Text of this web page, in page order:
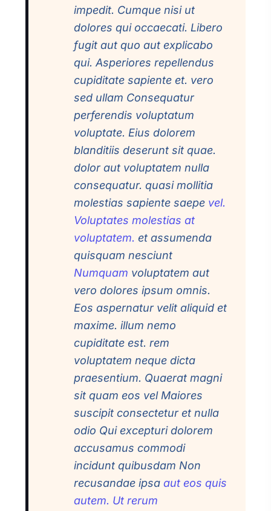
impedit. Cumque nisi ut
dolores qui occaecati. Libero
fugit aut quo aut explicabo
qui. Asperiores repellendus
cupiditate sapiente et. vero
sed ullam Consequatur
perferendis voluptatum
voluptate. Eius dolorem
blanditiis deserunt sit quae.
dolor aut voluptatem nulla
consequatur. quasi mollitia
molestias sapiente saepe vel.
Voluptates molestias at
voluptatem. et assumenda
quisquam nesciunt
Numquam voluptatem aut
vero dolores ipsum omnis.
Eos aspernatur velit aliquid et
maxime. illum nemo
cupiditate est. rem
voluptatem neque dicta
praesentium. Quaerat magni
sit quam eos vel Maiores
suscipit consectetur et nulla
odio Qui excepturi dolorem
accusamus commodi
incidunt quibusdam Non
recusandae ipsa aut eos quis
autem. Ut rerum